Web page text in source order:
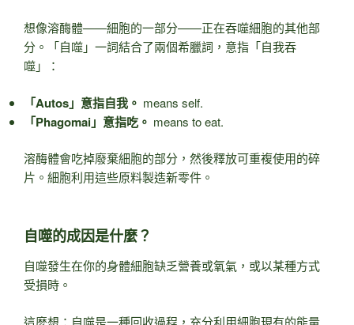
想像溶酶體——細胞的一部分——正在吞噬細胞的其他部
分。「自噬」一詞結合了兩個希臘詞，意指「自我吞
噬」：
「Autos」意指自我。 means self.
「Phagomai」意指吃。 means to eat.
溶酶體會吃掉廢棄細胞的部分，然後釋放可重複使用的碎
片。細胞利用這些原料製造新零件。
自噬的成因是什麼？
自噬發生在你的身體細胞缺乏營養或氧氣，或以某種方式
受損時。
這麼想：自噬是一種回收過程，充分利用細胞現有的能量